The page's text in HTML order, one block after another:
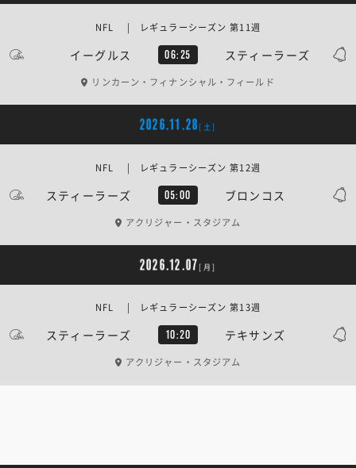
イーグルス 06:25 スティーラーズ
NFL | レギュラーシーズン 第11週
リンカーン・フィナンシャル・フィールド
2026.11.28 [土]
スティーラーズ 05:00 ブロンコス
NFL | レギュラーシーズン 第12週
アクリジャー・スタジアム
2026.12.07 [月]
スティーラーズ 10:20 テキサンズ
NFL | レギュラーシーズン 第13週
アクリジャー・スタジアム